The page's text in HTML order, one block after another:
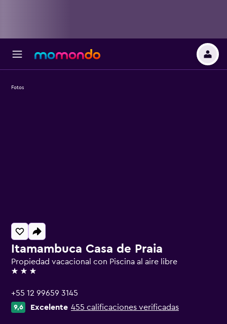
Itamambuca Casa de Praia
Propiedad vacacional con Piscina al aire libre
3 estrellas
+55 12 99659 3145
9,6 Excelente 455 calificaciones verificadas
Fotos